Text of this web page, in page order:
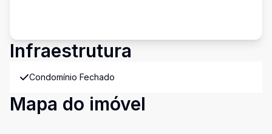
Infraestrutura
Condomínio Fechado
Mapa do imóvel